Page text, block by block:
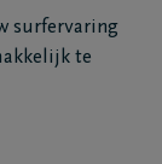
surfervaring
te